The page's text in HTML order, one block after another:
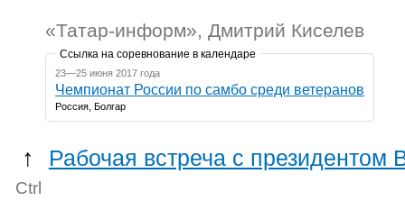
«Татар-информ», Дмитрий Киселев
Ссылка на соревнование в календаре
23—25 июня 2017 года
Чемпионат России по самбо среди ветеранов
Россия, Болгар
↑ Рабочая встреча с
Ctrl